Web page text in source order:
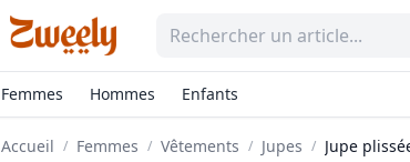
Femmes Hommes Enfants
Accueil / Femmes / Vêtements / Jupes / Jupe